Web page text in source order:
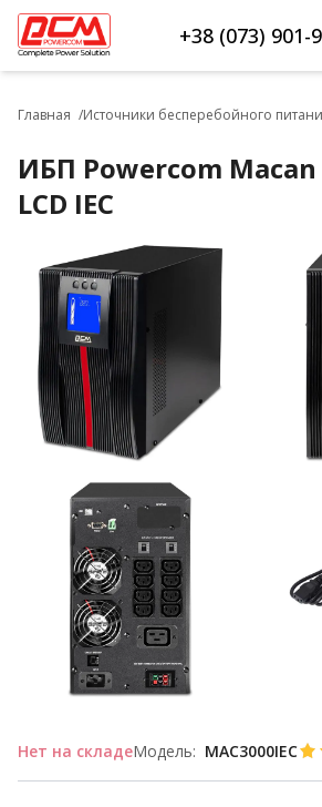
+38 (073) 901-
Главная Источники бесперебойного
ИБП Powercom Macan
LCD IEC
Нет на складеМодель: MAC3000IEC